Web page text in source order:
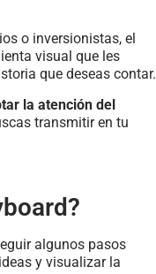
o inversionistas, el
visual que les
que deseas contar.
la atención del
transmitir en tu
algunos pasos
y visualizar la